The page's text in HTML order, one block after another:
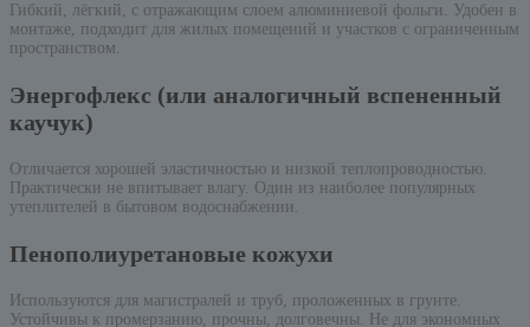
Гибкий, лёгкий, с отражающим слоем алюминиевой фольги. Удобен в
монтаже, подходит для жилых помещений и участков с ограниченным
пространством.
Энергофлекс (или аналогичный вспененный
каучук)
Отличается хорошей эластичностью и низкой теплопроводностью.
Практически не впитывает влагу. Один из наиболее популярных
утеплителей в бытовом водоснабжении.
Пенополиуретановые кожухи
Используются для магистралей и труб, проложенных в грунте.
Устойчивы к промерзанию, прочны, долговечны. Не для экономных